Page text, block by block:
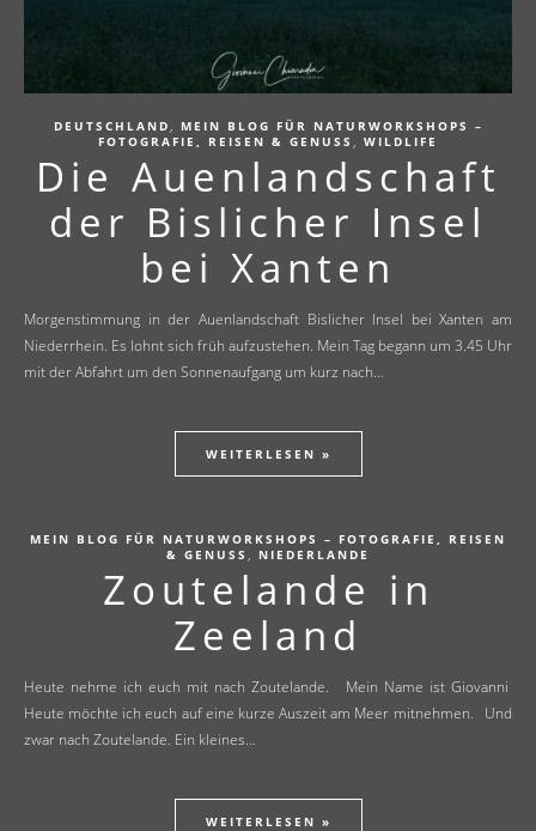
DEUTSCHLAND , MEIN BLOG FÜR NATURWORKSHOPS –
FOTOGRAFIE, REISEN & GENUSS , WILDLIFE
Die Auenlandschaft
der Bislicher Insel
bei Xanten
Morgenstimmung in der Auenlandschaft Bislicher Insel bei Xanten am
Niederrhein. Es lohnt sich früh aufzustehen. Mein Tag begann um 3.45 Uhr
mit der Abfahrt um den Sonnenaufgang um kurz nach…
WEITERLESEN »
MEIN BLOG FÜR NATURWORKSHOPS – FOTOGRAFIE, REISEN
& GENUSS , NIEDERLANDE
Zoutelande in
Zeeland
Heute nehme ich euch mit nach Zoutelande. Mein Name ist Giovanni
Heute möchte ich euch auf eine kurze Auszeit am Meer mitnehmen. Und
zwar nach Zoutelande. Ein kleines…
WEITERLESEN »